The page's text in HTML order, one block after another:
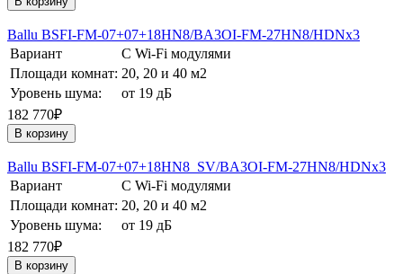
Ballu BSFI-FM-07+07+18HN8/BA3OI-FM-27HN8/HDNх3
Вариант
С Wi-Fi модулями
Площади комнат: 20, 20 и 40 м2
Уровень шума:
от 19 дБ
182 770₽
В корзину
Ballu BSFI-FM-07+07+18HN8_SV/BA3OI-FM-27HN8/HDNх3
Вариант
С Wi-Fi модулями
Площади комнат: 20, 20 и 40 м2
Уровень шума:
от 19 дБ
182 770₽
В корзину